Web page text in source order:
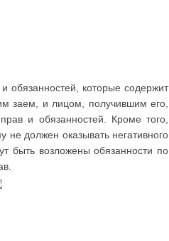
обязанностей, которые содержит
заем, и лицом, получившим его,
и обязанностей. Кроме того,
не должен оказывать негативного
быть возложены обязанности по